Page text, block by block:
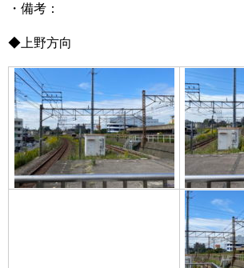
・備考：
◆上野方向